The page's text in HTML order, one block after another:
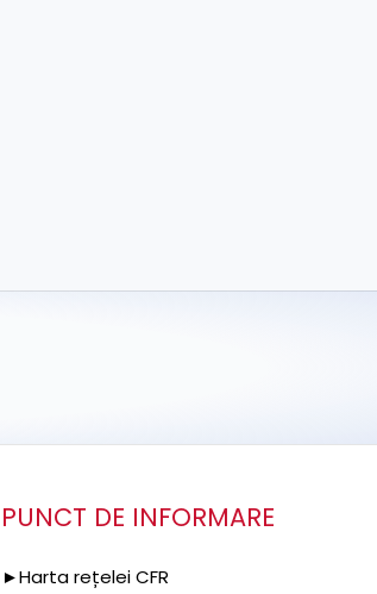
PUNCT DE INFORMARE
►Harta rețelei CFR